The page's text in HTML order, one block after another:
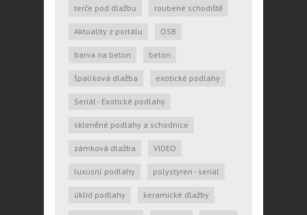
terče pod dlažbu roubené schodiště
Aktuality z portálu OSB
barva na beton beton
špalíková dlažba exotické podlahy
Seriál - Exotické podlahy
skleněné podlahy a schodnice
zámková dlažba VIDEO
luxusní podlahy polystyren - seriál
úklid podlahy keramické dlažby